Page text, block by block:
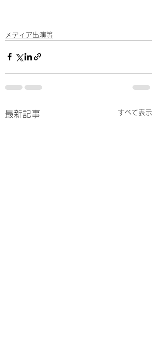
メディア出演等
最新記事 すべて表示